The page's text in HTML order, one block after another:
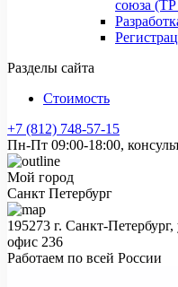
союза
Разделы сайта
Стоимость
+7 (812) 748-57-15
Пн-Пт 09:00-18:00,
Мой город
Санкт Петербург
195273 г. Санкт-
офис 236
Работаем по всей России